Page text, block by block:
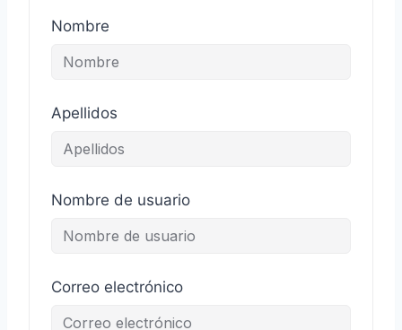
Nombre
Apellidos
Nombre de usuario
Correo electrónico